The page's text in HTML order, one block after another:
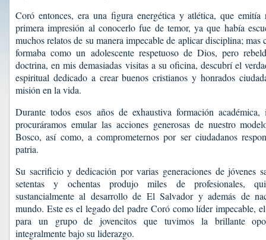
Coró entonces, era una figura energética y atlética, que
primera impresión al conocerlo fue de temor, ya que había
muchos relatos de su manera impecable de aplicar disciplina; mas
formaba como un adolescente respetuoso de Dios, pero
doctrina, en mis demasiadas visitas a su oficina, descubrí el
espiritual dedicado a crear buenos cristianos y honrados
misión en la vida.
Durante todos esos años de exhaustiva formación
procuráramos emular las acciones generosas de nuestro
Bosco, así como, a comprometernos por ser ciudadanos
patria.
Su sacrificio y dedicación por varias generaciones de jóvenes
setentas y ochentas produjo miles de profesionales,
sustancialmente al desarrollo de El Salvador y además de
mundo. Este es el legado del padre Coró como líder impecable,
para un grupo de jovencitos que tuvimos la brillante
integralmente bajo su liderazgo.